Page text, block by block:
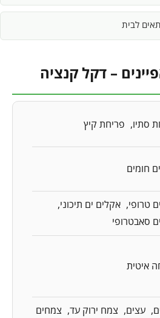
לבית
– דקל קנציה
סתיו פריחת קיץ
חומים
טרופי
אקלים ים תיכוני
סאבטרופי
איטית
עצים צמח ירוק עד
צמחים